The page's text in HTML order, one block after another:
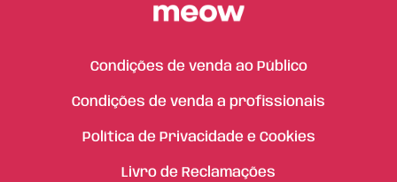
Condições de venda ao Público
Condições de venda a profissionais
Política de Privacidade e Cookies
Livro de Reclamações